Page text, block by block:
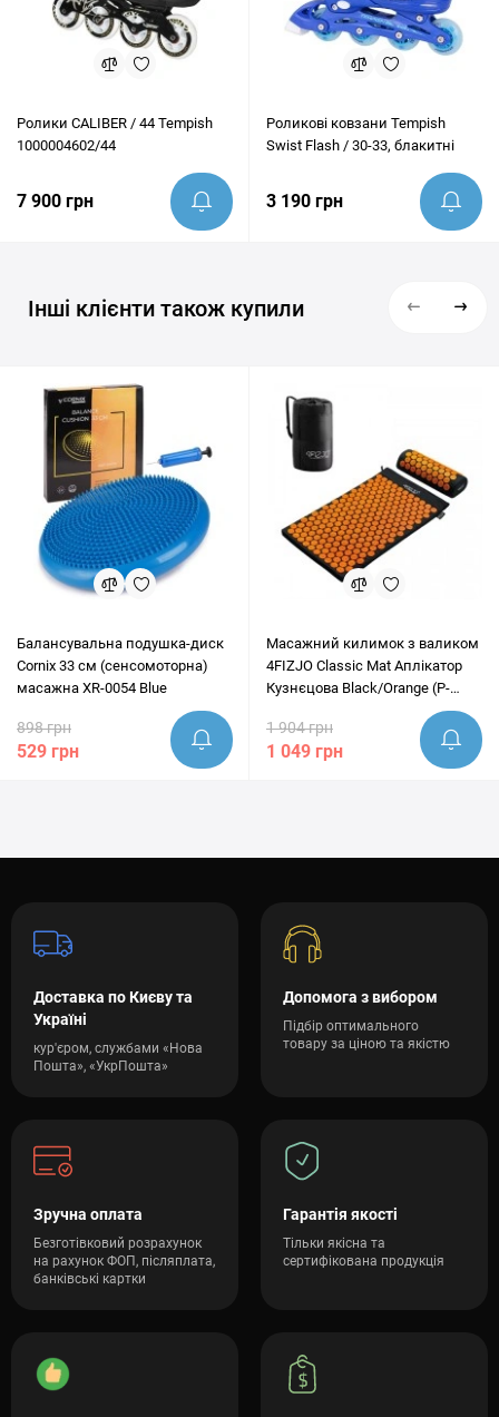
Ролики CALIBER / 44 Tempish
1000004602/44
7 900 грн
Роликові ковзани Tempish
Swist Flash / 30-33, блакитні
3 190 грн
Інші клієнти також купили
Балансувальна подушка-диск
Cornix 33 см (сенсомоторна)
масажна XR-0054 Blue
898 грн
529 грн
Масажний килимок з валиком
4FIZJO Classic Mat Аплікатор
Кузнєцова Black/Orange (P-
1 904 грн
1 049 грн
Доставка по Києву та
Україні
кур'єром, службами «Нова
Пошта», «УкрПошта»
Допомога з вибором
Підбір оптимального
товару за ціною та якістю
Зручна оплата
Безготівковий розрахунок
на рахунок ФОП, післяплата,
банківські картки
Гарантія якості
Тільки якісна та
сертифікована продукція